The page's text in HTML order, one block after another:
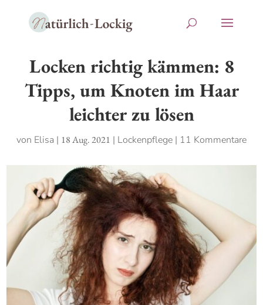
Locken richtig kämmen: 8
Tipps, um Knoten im Haar
leichter zu lösen
von Elisa | 18 Aug. 2021 | Lockenpflege | 11 Kommentare